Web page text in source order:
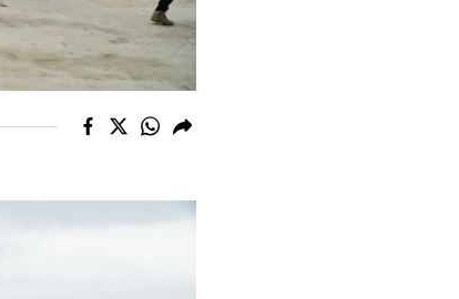
Muğla
Muş